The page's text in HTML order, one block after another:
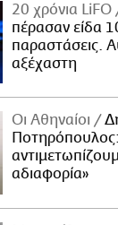
20 χρόνια LiFO
πέρασαν είδα
παραστάσεις.
αξέχαστη
Οι Αθηναίοι
αδιαφορία»